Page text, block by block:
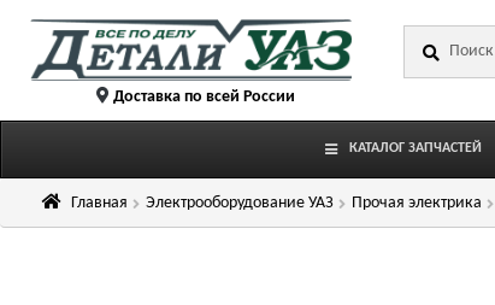
Перейти
Перейти
содержимому Доставка по всей России
КАТАЛОГ ЗАПЧАСТЕЙ
Главная Электрооборудование УАЗ Прочая электрика